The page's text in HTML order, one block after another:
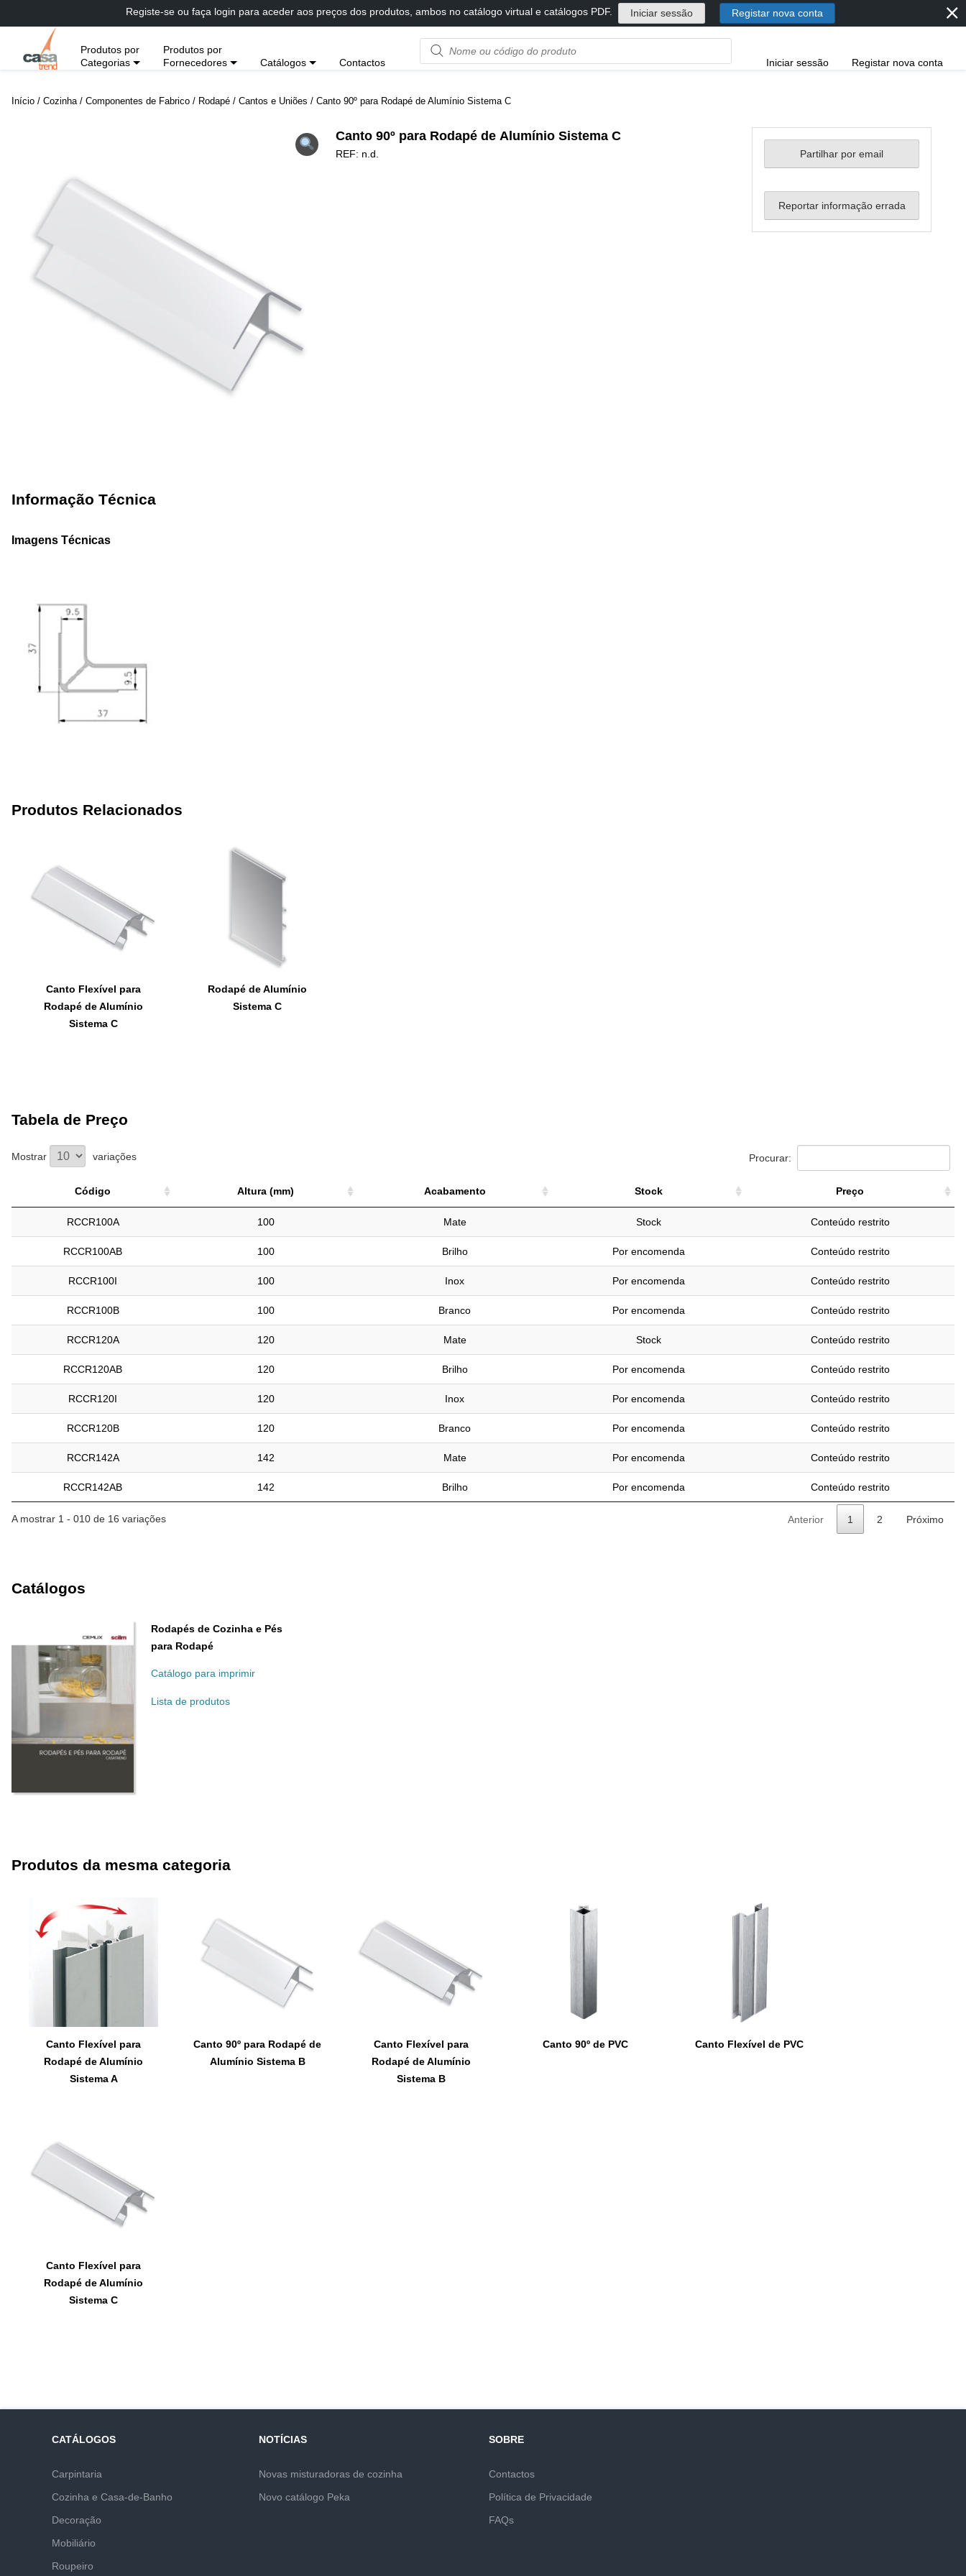
diretamente
conteúdo
Registe-se ou faça login para aceder aos preços dos produtos, ambos no catálogo virtual e catálogos PDF. Iniciar sessão Registar nova conta ⨯
Produtos por
Categorias
Produtos por
Fornecedores
Catálogos Contactos
Product
name
code
Iniciar sessão Registar nova conta
Início / Cozinha / Componentes de Fabrico / Rodapé / Cantos e Uniões / Canto 90º para Rodapé de Alumínio Sistema C
Canto 90º para Rodapé de Alumínio Sistema C
REF: n.d. Partilhar por email
Reportar informação errada
Informação Técnica
Imagens Técnicas
Produtos Relacionados
Canto Flexível para
Rodapé de Alumínio
Sistema C
Rodapé de Alumínio
Sistema C
Tabela de Preço
Mostrar variações Procurar:
Código Altura (mm) Acabamento Stock Preço
Código Altura (mm) Acabamento Stock Preço
RCCR100A 100 Mate Stock Conteúdo restrito
RCCR100AB 100 Brilho Por encomenda Conteúdo restrito
RCCR100I 100 Inox Por encomenda Conteúdo restrito
RCCR100B 100 Branco Por encomenda Conteúdo restrito
RCCR120A 120 Mate Stock Conteúdo restrito
RCCR120AB 120 Brilho Por encomenda Conteúdo restrito
RCCR120I 120 Inox Por encomenda Conteúdo restrito
RCCR120B 120 Branco Por encomenda Conteúdo restrito
RCCR142A 142 Mate Por encomenda Conteúdo restrito
RCCR142AB 142 Brilho Por encomenda Conteúdo restrito
A mostrar 1 - 010 de 16 variações Anterior 1 2 Próximo
Catálogos
Rodapés de Cozinha e Pés
para Rodapé
Catálogo para imprimir
Lista de produtos
Produtos da mesma categoria
Canto Flexível para
Rodapé de Alumínio
Sistema A
Canto 90º para Rodapé de
Alumínio Sistema B
Canto Flexível para
Rodapé de Alumínio
Sistema B
Canto 90º de PVC Canto Flexível de PVC
Canto Flexível para
Rodapé de Alumínio
Sistema C
CATÁLOGOS
Carpintaria
Cozinha e Casa-de-Banho
Decoração
Mobiliário
Roupeiro
NOTÍCIAS
Novas misturadoras de cozinha
Novo catálogo Peka
SOBRE
Contactos
Política de Privacidade
FAQs